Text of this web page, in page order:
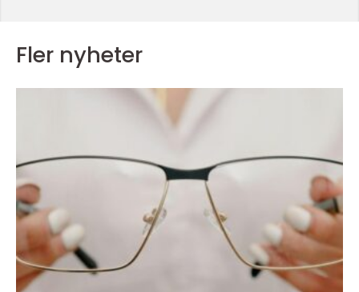
Fler nyheter